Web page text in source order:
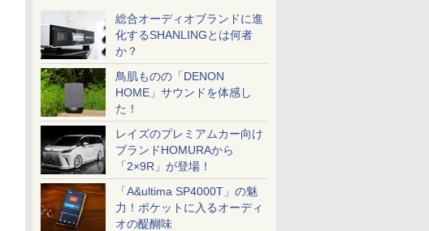
総合オーディオブランドに進
化するSHANLINGとは何者
か？
鳥肌ものの「DENON
HOME」サウンドを体感し
た！
レイズのプレミアムカー向け
ブランドHOMURAから
「2×9R」が登場！
「A&ultima SP4000T」の魅
力！ポケットに入るオーディ
オの醍醐味